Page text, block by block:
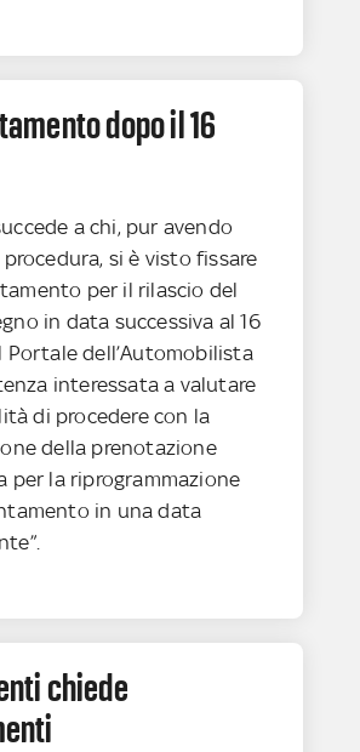
dopo il 16
a chi, pur avendo
si è visto fissare
per il rilascio del
in data successiva al 16
Portale dell’Automobilista
interessata a valutare
di procedere con la
della prenotazione
la riprogrammazione
in una data
chiede